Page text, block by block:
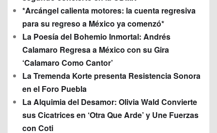
*Arcángel calienta motores: la cuenta regresiva
para su regreso a México ya comenzó*
La Poesía del Bohemio Inmortal: Andrés
Calamaro Regresa a México con su Gira
‘Calamaro Como Cantor’
La Tremenda Korte presenta Resistencia Sonora
en el Foro Puebla
La Alquimia del Desamor: Olivia Wald Convierte
sus Cicatrices en ‘Otra Que Arde’ y Une Fuerzas
con Coti